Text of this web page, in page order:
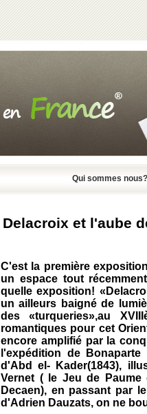
Qui sommes nous?
Delacroix et l'aube
C'est la première
un espace tout
quelle exposition!
un ailleurs baigné de
des «turqueries»,au
romantiques pour cet
encore amplifié par la
l'expédition de
d'Abd el- Kader(1843),
Vernet ( le Jeu de
Decaen), en passant par
d'Adrien Dauzats, on ne